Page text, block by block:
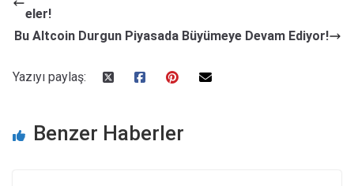
eler!
Bu Altcoin Durgun Piyasada Büyümeye Devam Ediyor!
Yazıyı paylaş:
Benzer Haberler